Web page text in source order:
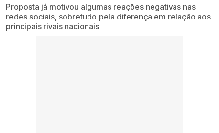
Proposta já motivou algumas reações negativas nas
redes sociais, sobretudo pela diferença em relação aos
principais rivais nacionais